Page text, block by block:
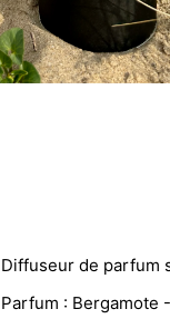
Diffuseur de parfum
Parfum : Bergamote